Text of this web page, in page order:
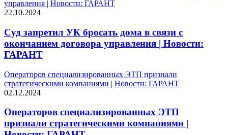
управления | Новости: ГАРАНТ
22.10.2024
Суд запретил УК бросать дома в связи с
окончанием договора управления | Новости:
ГАРАНТ
Операторов специализированных ЭТП признали
стратегическими компаниями | Новости: ГАРАНТ
02.12.2024
Операторов специализированных ЭТП
признали стратегическими компаниями |